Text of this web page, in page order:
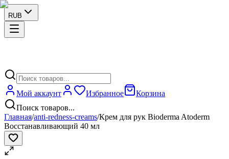
RUB
Мой аккаунт Избранное
Корзина
Поиск товаров...
Главная/anti-redness-creams/Крем для рук Bioderma Atoderm
Восстанавливающий 40 мл